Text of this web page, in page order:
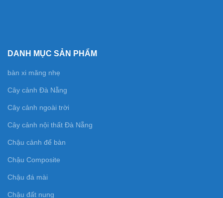
DANH MỤC SẢN PHẨM
bàn xi măng nhẹ
Cây cảnh Đà Nẵng
Cây cảnh ngoài trời
Cây cảnh nội thất Đà Nẵng
Chậu cảnh để bàn
Chậu Composite
Chậu đá mài
Chậu đất nung